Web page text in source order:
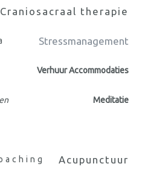
Craniosacraal therapie
Stressmanagement
Verhuur Accommodaties
Meditatie
Acupunctuur